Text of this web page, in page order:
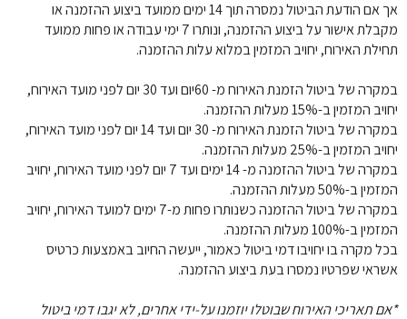
תחילת האירוח, יחויב המזמין במלוא עלות ההזמנה.
יחויב המזמין ב-15% מעלות ההזמנה.
יחויב המזמין ב-25% מעלות ההזמנה.
המזמין ב-50% מעלות ההזמנה.
המזמין ב-100% מעלות ההזמנה.
אשראי שפרטיו נמסרו בעת ביצוע ההזמנה.